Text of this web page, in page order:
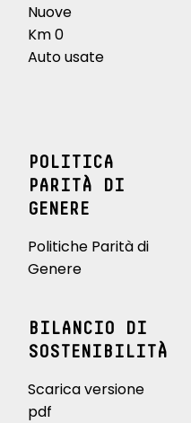
Nuove
Km 0
Auto usate
POLITICA
PARITÀ DI
GENERE
Politiche Parità di
Genere
BILANCIO DI
SOSTENIBILITÀ
Scarica versione
pdf